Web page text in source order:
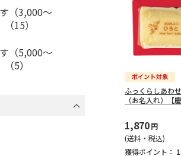
ふっくらしあわ
（お名入れ）【
1,870円
(送料・税込)
獲得ポイント：
（3,000～
15）
（5,000～
5）